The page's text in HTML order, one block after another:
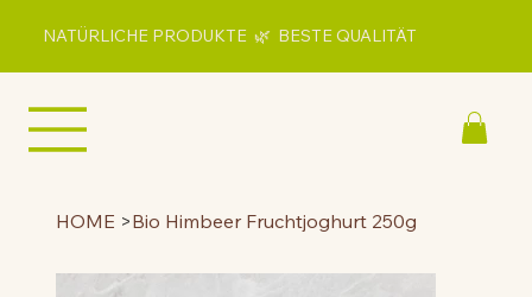
NATÜRLICHE PRODUKTE 🌿 BESTE QUALITÄT
HOME >Bio Himbeer Fruchtjoghurt 250g